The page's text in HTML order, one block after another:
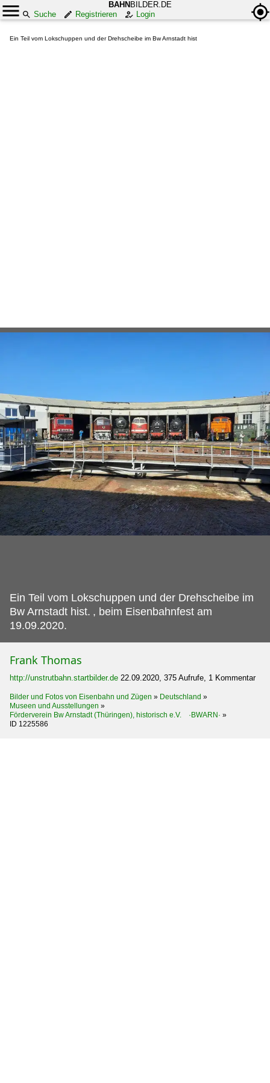
BAHN BILDER.DE
Suche
Registrieren Login
Ein Teil vom Lokschuppen und der Drehscheibe im Bw Arnstadt hist
Ein Teil vom Lokschuppen und der Drehscheibe im
Bw Arnstadt hist. , beim Eisenbahnfest am
19.09.2020.
Frank Thomas
http://unstrutbahn.startbilder.de 22.09.2020, 375 Aufrufe, 1 Kommentar
Bilder und Fotos von Eisenbahn und Zügen » Deutschland »
Museen und Ausstellungen »
Förderverein Bw Arnstadt (Thüringen), historisch e.V. ·BWARN· »
ID 1225586